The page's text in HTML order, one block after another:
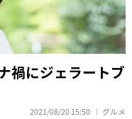
禍にジェラートブ
2021/08/20 15:50 グルメ